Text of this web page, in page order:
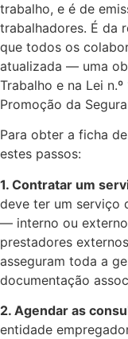
trabalho, e é de
trabalhadores. É da
que todos os
atualizada — uma
Trabalho e na Lei
Promoção da
Para obter a ficha
estes passos:
1. Contratar um
deve ter um serviço
— interno ou
prestadores
asseguram toda a
documentação
2. Agendar as
entidade